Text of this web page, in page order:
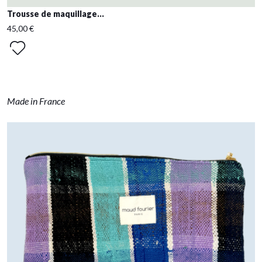
Trousse de maquillage...
45,00 €
Made in France